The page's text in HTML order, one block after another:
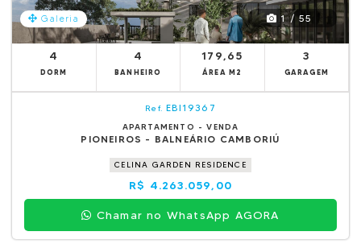
Galeria 1 / 55
4
DORM
4
BANHEIRO
179,65
ÁREA M2
3
GARAGEM
Ref. EBI19367
APARTAMENTO - VENDA
PIONEIROS - BALNEÁRIO CAMBORIÚ
CELINA GARDEN RESIDENCE
R$ 4.263.059,00
Chamar no WhatsApp AGORA